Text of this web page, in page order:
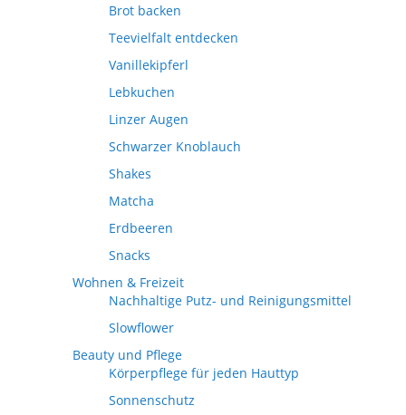
Brot backen
Teevielfalt entdecken
Vanillekipferl
Lebkuchen
Linzer Augen
Schwarzer Knoblauch
Shakes
Matcha
Erdbeeren
Snacks
Wohnen & Freizeit
Nachhaltige Putz- und Reinigungsmittel
Slowflower
Beauty und Pflege
Körperpflege für jeden Hauttyp
Sonnenschutz